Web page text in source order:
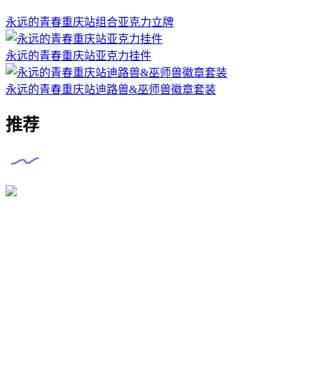
永远的青春重庆站组合亚克力立牌
永远的青春重庆站亚克力挂件
永远的青春重庆站迪路兽&巫师兽徽章套装
推荐